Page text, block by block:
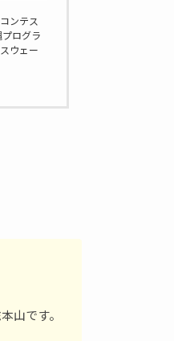
ンテス
ログラ
ウェー
山です。